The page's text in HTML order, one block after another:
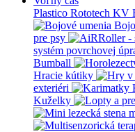
Plastico Rototech KV
pre psy
systém povrchovej
Bumball
Hracie kútiky
exteriéri
Kuželky